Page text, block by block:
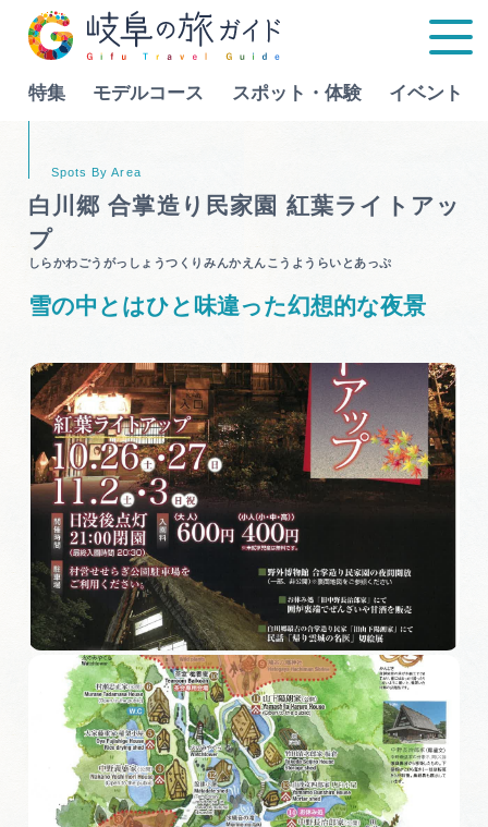
特集 モデルコース スポット・体験 イベント
モデルコース
スポット・体験
イベント
グルメ
旅の予約
アクセス
インフォメーション
ぎふ旅レポーター記事
早わかり岐阜
買い物・お土産
Language
行きたいリストを見る
白川郷 合掌造り民家園 紅葉ライトアッ
プ
しらかわごうがっしょうつくりみんかえんこうようらいとあっぷ
雪の中とはひと味違った幻想的な夜景